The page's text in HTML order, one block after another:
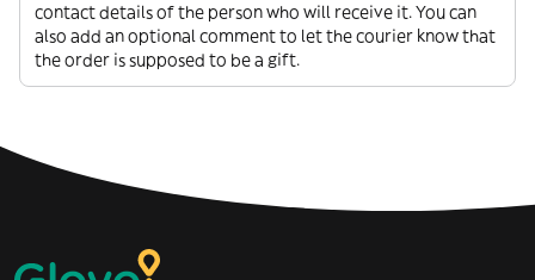
contact details of the person who will receive it. You can
also add an optional comment to let the courier know that
the order is supposed to be a gift.